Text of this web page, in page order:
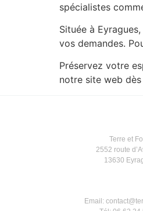
spécialistes
Située à
vos demandes.
Préservez votre
notre site web dès
Terre et
2552 route
13630
Email: